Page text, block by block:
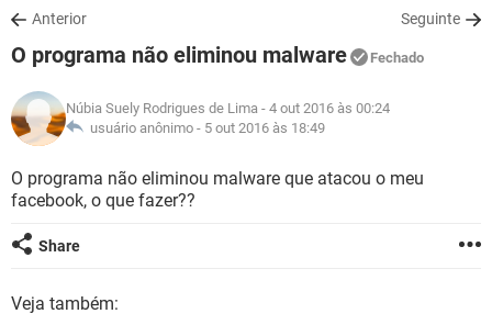
OUTLOOK
INSTAGRAM GMAIL
GUIA DE COMPRAS
INSTAGRAM GMAIL
GUIA DE COMPRAS
DOWNLOADS
JOGOS WHATSAPP
CELULAR
OUTLOOK EXCEL
GUIA DE COMPRAS
FÓRUM
JOGOS WHATSAPP
CELULAR
OUTLOOK EXCEL
GLOSSÁRIO
CELULAR
OUTLOOK
GUIA DE COMPRAS
Anterior Seguinte
O programa não eliminou malware Fechado
Núbia Suely Rodrigues de Lima - 4 out 2016 às 00:24
usuário anônimo - 5 out 2016 às 18:49
O programa não eliminou malware que atacou o meu
facebook, o que fazer??
Share
Veja também: